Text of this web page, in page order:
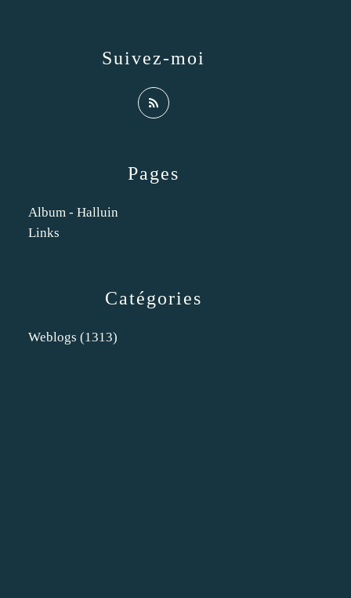
Catégories
Weblogs (1313)
Pages
Album - Halluin
Links
Suivez-moi